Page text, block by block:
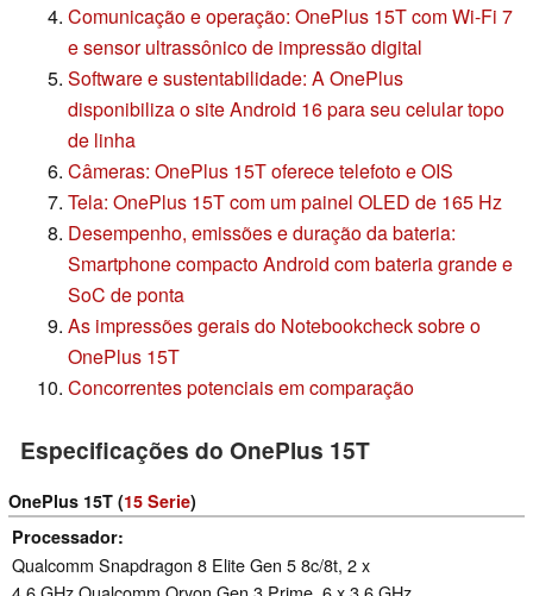
Comunicação e operação: OnePlus 15T com Wi-Fi 7
e sensor ultrassônico de impressão digital
Software e sustentabilidade: A OnePlus
disponibiliza o site Android 16 para seu celular topo
de linha
Câmeras: OnePlus 15T oferece telefoto e OIS
Tela: OnePlus 15T com um painel OLED de 165 Hz
Desempenho, emissões e duração da bateria:
Smartphone compacto Android com bateria grande e
SoC de ponta
As impressões gerais do Notebookcheck sobre o
OnePlus 15T
Concorrentes potenciais em comparação
Especificações do OnePlus 15T
OnePlus 15T (15 Serie)
Processador
Qualcomm Snapdragon 8 Elite Gen 5 8c/8t, 2 x